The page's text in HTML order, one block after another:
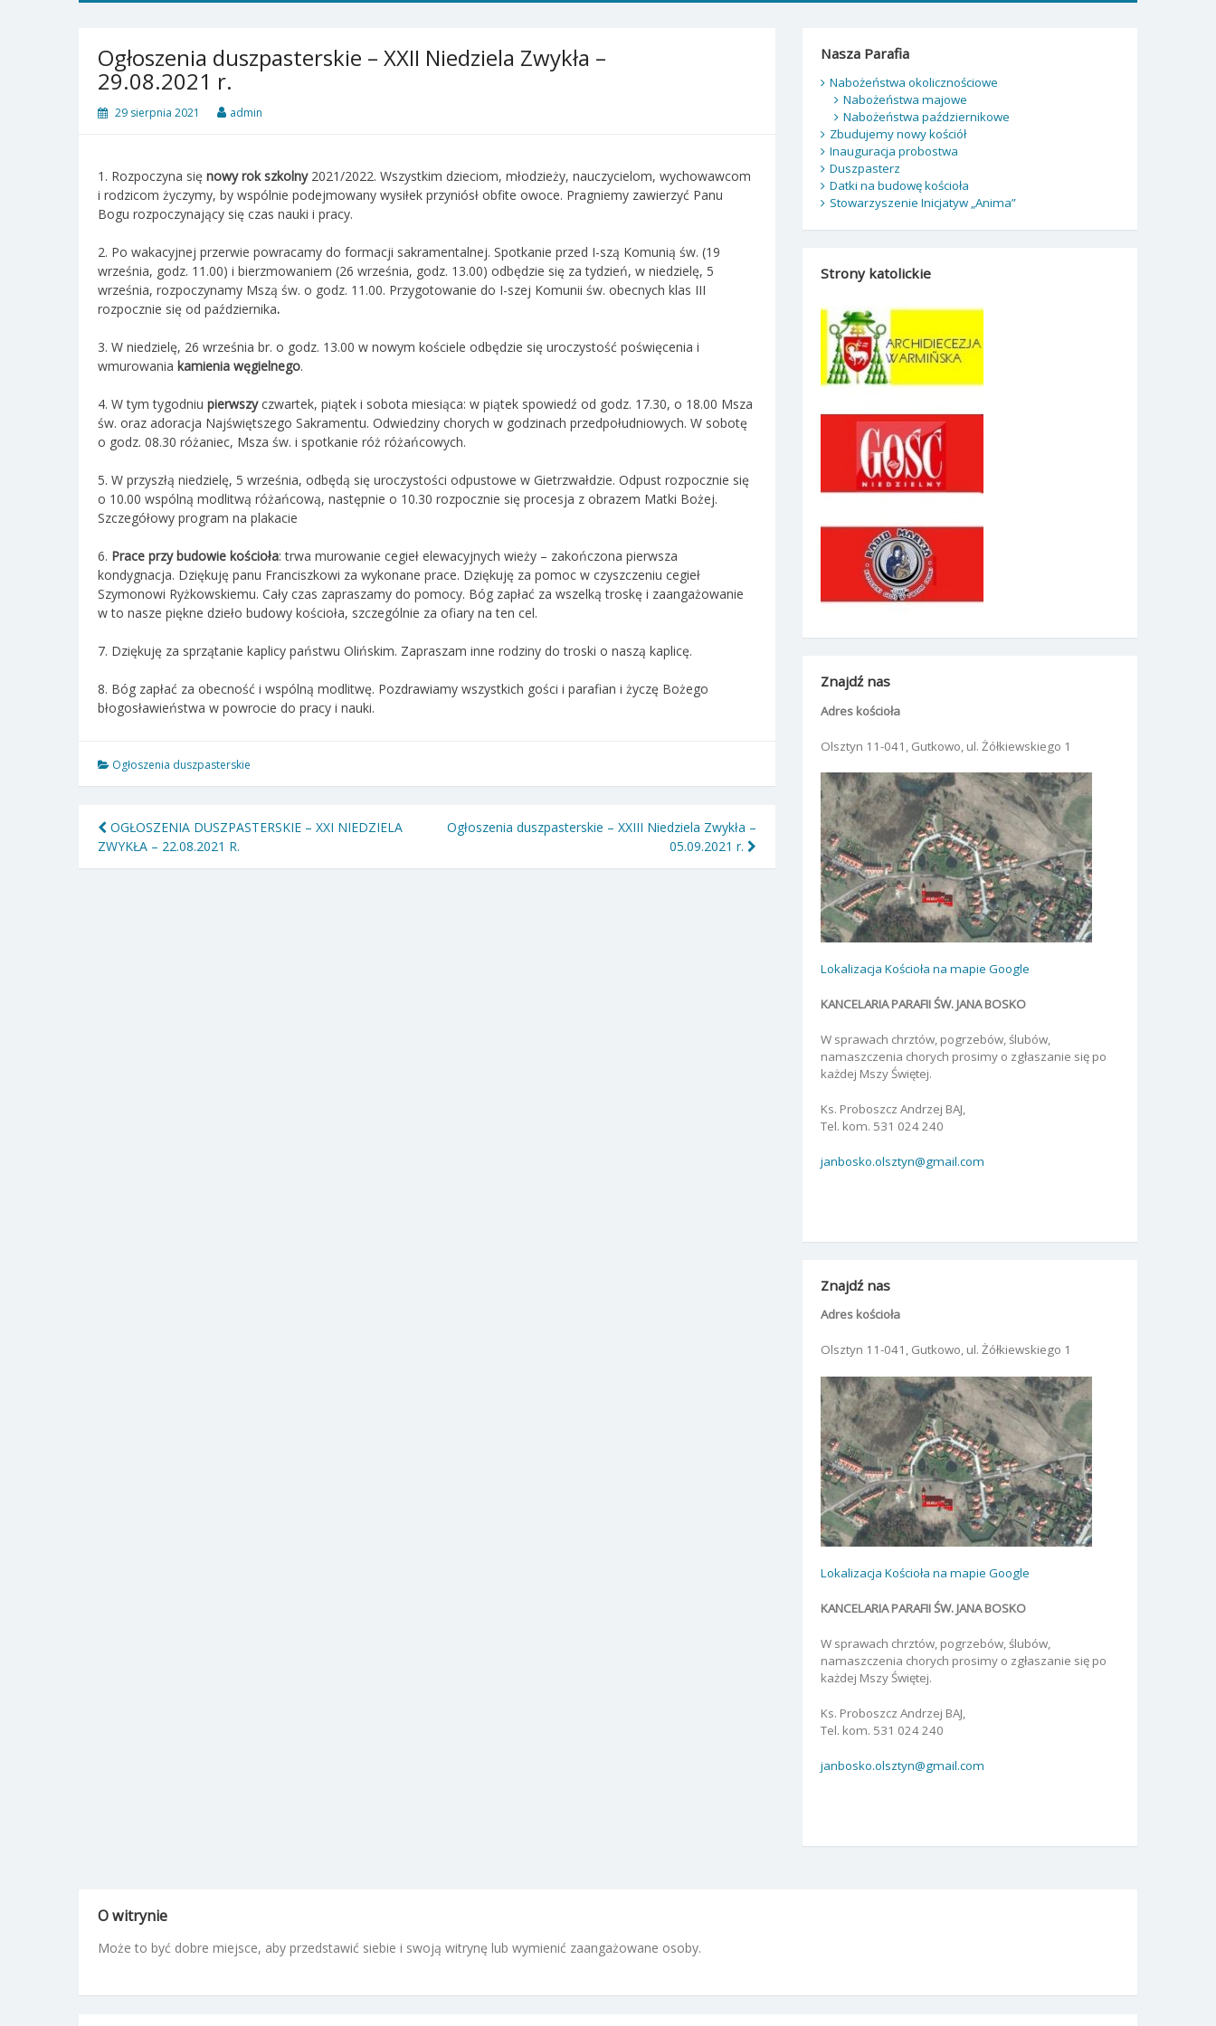
Ogłoszenia duszpasterskie – XXII Niedziela Zwykła –
29.08.2021 r.
29 sierpnia 2021 admin
1. Rozpoczyna się nowy rok szkolny2021/2022. Wszystkim dzieciom, młodzieży, nauczycielom, wychowawcom
i rodzicom życzymy, by wspólnie podejmowany wysiłek przyniósł obfite owoce. Pragniemy zawierzyć Panu
Bogu rozpoczynający się czas nauki i pracy.
2. Po wakacyjnej przerwie powracamy do formacji sakramentalnej. Spotkanie przed I-szą Komunią św. (19
września, godz. 11.00) i bierzmowaniem (26 września, godz. 13.00) odbędzie się za tydzień, w niedzielę, 5
września, rozpoczynamy Mszą św. o godz. 11.00. Przygotowanie do I-szej Komunii św. obecnych klas III
rozpocznie się od października.
3. W niedzielę, 26 września br. o godz. 13.00 w nowym kościele odbędzie się uroczystość poświęcenia i
wmurowania kamienia węgielnego.
4. W tym tygodniu pierwszyczwartek, piątek i sobota miesiąca: w piątek spowiedź od godz. 17.30, o 18.00 Msza
św. oraz adoracja Najświętszego Sakramentu. Odwiedziny chorych w godzinach przedpołudniowych. W sobotę
o godz. 08.30 różaniec, Msza św. i spotkanie róż różańcowych.
5. W przyszłą niedzielę, 5 września, odbędą się uroczystości odpustowe w Gietrzwałdzie. Odpust rozpocznie się
o 10.00 wspólną modlitwą różańcową, następnie o 10.30 rozpocznie się procesja z obrazem Matki Bożej.
Szczegółowy program na plakacie
6. Prace przy budowie kościoła: trwa murowanie cegieł elewacyjnych wieży – zakończona pierwsza
kondygnacja. Dziękuję panu Franciszkowi za wykonane prace. Dziękuję za pomoc w czyszczeniu cegieł
Szymonowi Ryżkowskiemu. Cały czas zapraszamy do pomocy. Bóg zapłać za wszelką troskę i zaangażowanie
w to nasze piękne dzieło budowy kościoła, szczególnie za ofiary na ten cel.
7. Dziękuję za sprzątanie kaplicy państwu Olińskim. Zapraszam inne rodziny do troski o naszą kaplicę.
8. Bóg zapłać za obecność i wspólną modlitwę. Pozdrawiamy wszystkich gości i parafian i życzę Bożego
błogosławieństwa w powrocie do pracy i nauki.
Ogłoszenia duszpasterskie
Nawigacja
wpisu
OGŁOSZENIA DUSZPASTERSKIE – XXI NIEDZIELA
ZWYKŁA – 22.08.2021 R.
Ogłoszenia duszpasterskie – XXIII Niedziela Zwykła –
05.09.2021 r.
Nasza Parafia
Nabożeństwa okolicznościowe
Nabożeństwa majowe
Nabożeństwa październikowe
Zbudujemy nowy kościół
Inauguracja probostwa
Duszpasterz
Datki na budowę kościoła
Stowarzyszenie Inicjatyw „Anima”
Strony katolickie
Znajdź nas
Adres kościoła
Olsztyn 11-041, Gutkowo, ul. Żółkiewskiego 1
Lokalizacja Kościoła na mapie Google
KANCELARIA PARAFII ŚW. JANA BOSKO
W sprawach chrztów, pogrzebów, ślubów,
namaszczenia chorych prosimy o zgłaszanie się po
każdej Mszy Świętej.
Ks. Proboszcz Andrzej BAJ,
Tel. kom. 531 024 240
janbosko.olsztyn@gmail.com
Znajdź nas
Adres kościoła
Olsztyn 11-041, Gutkowo, ul. Żółkiewskiego 1
Lokalizacja Kościoła na mapie Google
KANCELARIA PARAFII ŚW. JANA BOSKO
W sprawach chrztów, pogrzebów, ślubów,
namaszczenia chorych prosimy o zgłaszanie się po
każdej Mszy Świętej.
Ks. Proboszcz Andrzej BAJ,
Tel. kom. 531 024 240
janbosko.olsztyn@gmail.com
O witrynie
Może to być dobre miejsce, aby przedstawić siebie i swoją witrynę lub wymienić zaangażowane osoby.